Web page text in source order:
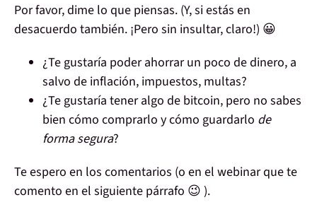
Por favor, dime lo que piensas. (Y, si estás en
desacuerdo también. ¡Pero sin insultar, claro!) 😀
¿Te gustaría poder ahorrarun poco de dinero, a
salvo de inflación, impuestos, multas?
¿Te gustaría tener algo de bitcoin, pero no sabes
bien cómo comprarlo y cómo guardarlo de
forma segura?
Te espero en los comentarios (o en el webinar que te
comento en el siguiente párrafo 😉 ).